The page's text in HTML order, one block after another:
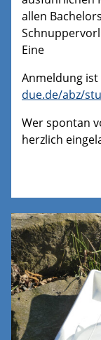
allen
Eine
Anmeldung
due.de/abz/
Wer spontan
herzlich